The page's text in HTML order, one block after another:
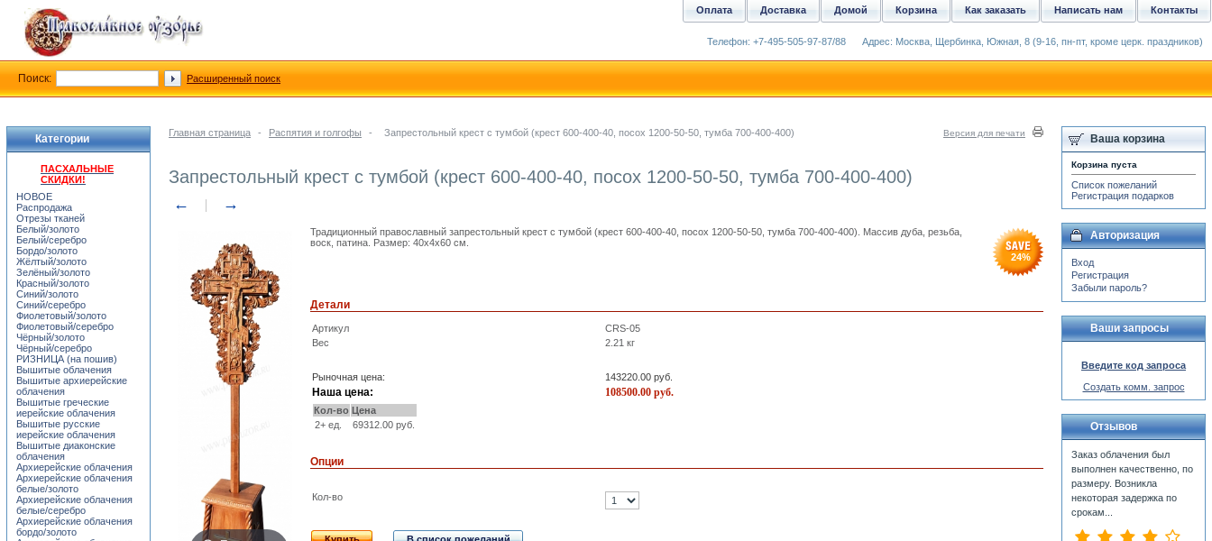
Главная страница - Распятия и голгофы - Запрестольный крест с тумбой (крест 600-400-40, посох 1200-50-50, тумба 700-400-400) Версия для печати
Запрестольный крест с тумбой (крест 600-400-40, посох 1200-50-50, тумба 700-400-400)
← →
Традиционный православный запрестольный крест с тумбой (крест 600-400-40, посох 1200-50-50, тумба 700-400-400). Массив дуба, резьба,
воск, патина. Размер: 40x4x60 см.
24%
Детали
Артикул
CRS-05
Вес
2.21 кг
Рыночная цена: 143220.00 руб.
Наша цена: 108500.00 руб.
Кол-во Цена
2+ ед.
69312.00 руб.
Опции
Кол-во
Категории
ПАСХАЛЬНЫЕ
СКИДКИ!
НОВОЕ
Распродажа
Отрезы тканей
Белый/золото
Белый/серебро
Бордо/золото
Жёлтый/золото
Зелёный/золото
Красный/золото
Синий/золото
Синий/серебро
Фиолетовый/золото
Фиолетовый/серебро
Чёрный/золото
Чёрный/серебро
РИЗНИЦА (на пошив)
Вышитые облачения
Вышитые архиерейские
облачения
Вышитые греческие
иерейские облачения
Вышитые русские
иерейские облачения
Вышитые диаконские
облачения
Архиерейские облачения
Архиерейские облачения
белые/золото
Архиерейские облачения
белые/серебро
Архиерейские облачения
бордо/золото
Ваша корзина
Корзина пуста
Список пожеланий
Регистрация подарков
Авторизация
Вход
Регистрация
Забыли пароль?
Ваши запросы
Введите код запроса
Создать комм. запрос
Отзывов
Заказ облачения был
выполнен качественно, по
размеру. Возникла
некоторая задержка по
срокам...
Контакты
Написать нам
Как заказать
Корзина
Домой
Доставка
Оплата
Телефон: +7-495-505-97-87/88 Адрес: Москва, Щербинка, Южная, 8 (9-16, пн-пт, кроме церк. праздников)
Поиск: Расширенный поиск